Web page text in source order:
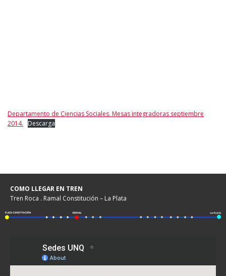
Departamento de Ciencias Sociales. Mesas integradoras septiembre
2014.
Descarga
COMO LLEGAR EN TREN
Tren Roca . Ramal Constitución – La Plata